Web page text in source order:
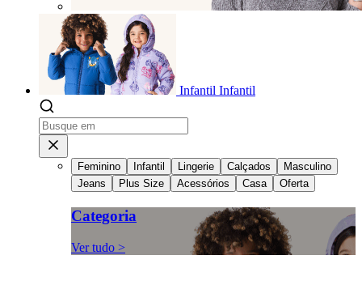
Infantil Infantil
Feminino Infantil Lingerie Calçados
Masculino
Jeans
Plus Size Acessórios Casa Oferta
Categoria
Ver tudo >